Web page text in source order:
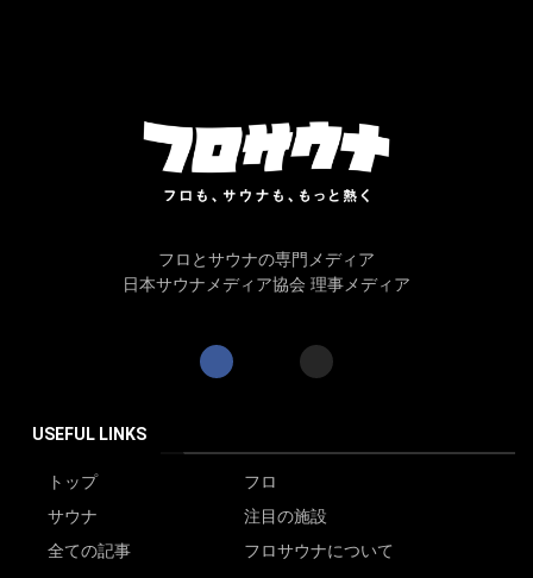
フロとサウナの専門メディア
日本サウナメディア協会 理事メディア
USEFUL LINKS
トップ
フロ
サウナ
注目の施設
全ての記事
フロサウナについて